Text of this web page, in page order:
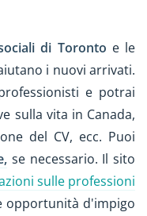
di Toronto e le
i nuovi arrivati.
e potrai
sulla vita in Canada,
del CV, ecc. Puoi
se necessario. Il sito
sulle professioni
opportunità d'impigo